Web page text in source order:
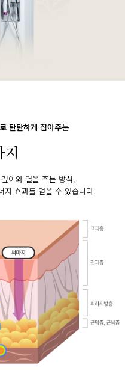
로 탄탄하게 잡아주는
이와 열을 주는 방식,
지 효과를 얻을 수 있습니다.